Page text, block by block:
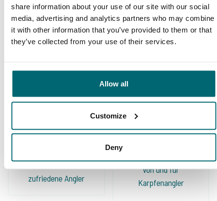
share information about your use of our site with our social
media, advertising and analytics partners who may combine
it with other information that you’ve provided to them or that
they’ve collected from your use of their services.
Allow all
Customize
Deny
Gewässers sowie bei der Auswahl der
optimalsten Angelstellen. Das Buchen geht
immer unkompliziert und ist reine Formsache.
Auch dieses Jahr fahren wir wieder über The
Carp Specialist in Angelurlaub.
Große Auswahl an 1A
Schon 152.908
zufriedene Angler
Von und für
Karpfenangler